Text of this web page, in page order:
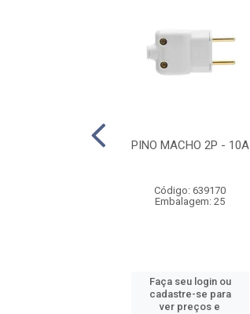
PINO MACHO 2P - 10A
Código: 639170
Embalagem: 25
Faça seu login ou
cadastre-se para
ver preços e